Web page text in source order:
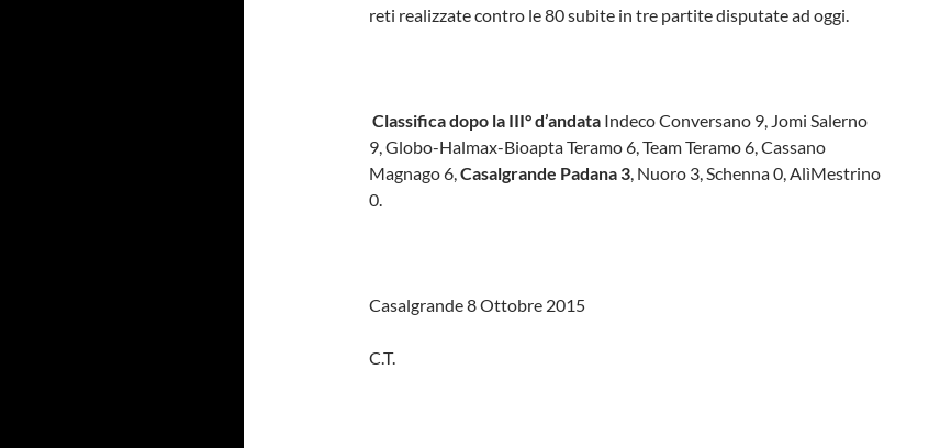
reti realizzate contro le 80 subite in tre partite disputate ad oggi.
Classifica dopo la III° d’andata Indeco Conversano 9, Jomi Salerno
9, Globo-Halmax-Bioapta Teramo 6, Team Teramo 6, Cassano
Magnago 6,Casalgrande Padana 3, Nuoro 3, Schenna 0, AlìMestrino
0.
Casalgrande 8 Ottobre 2015
C.T.